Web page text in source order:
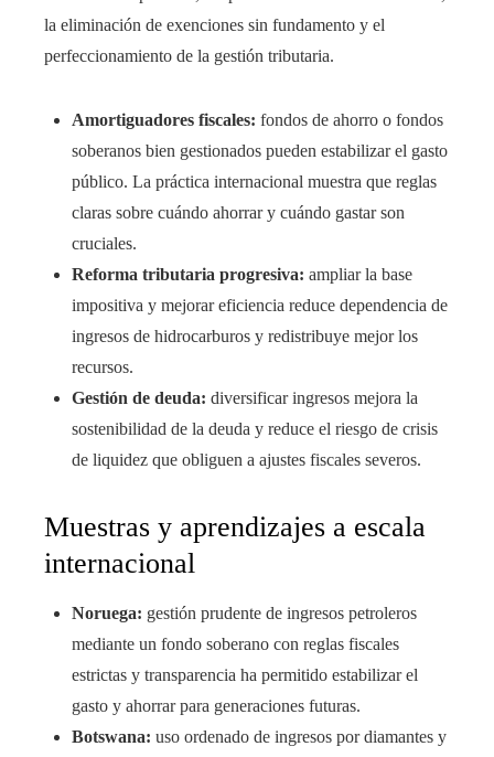
la eliminación de exenciones sin fundamento y el
perfeccionamiento de la gestión tributaria.
Amortiguadores fiscales: fondos de ahorro o fondos
soberanos bien gestionados pueden estabilizar el gasto
público. La práctica internacional muestra que reglas
claras sobre cuándo ahorrar y cuándo gastar son
cruciales.
Reforma tributaria progresiva: ampliar la base
impositiva y mejorar eficiencia reduce dependencia de
ingresos de hidrocarburos y redistribuye mejor los
recursos.
Gestión de deuda: diversificar ingresos mejora la
sostenibilidad de la deuda y reduce el riesgo de crisis
de liquidez que obliguen a ajustes fiscales severos.
Muestras y aprendizajes a escala
internacional
Noruega: gestión prudente de ingresos petroleros
mediante un fondo soberano con reglas fiscales
estrictas y transparencia ha permitido estabilizar el
gasto y ahorrar para generaciones futuras.
Botswana: uso ordenado de ingresos por diamantes y